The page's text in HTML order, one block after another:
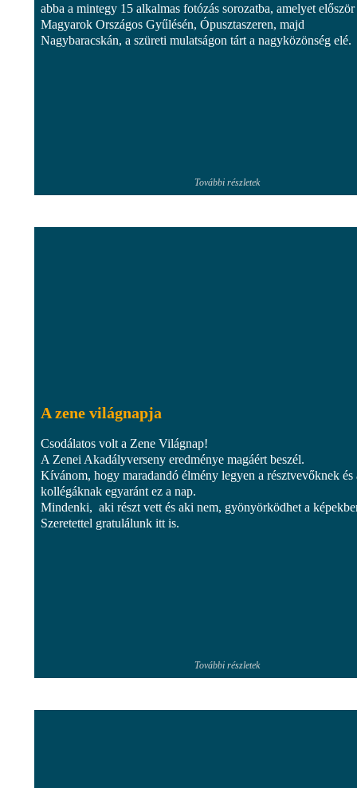
abba a mintegy 15 alkalmas fotózás sorozatba, amelyet először
Magyarok Országos Gyűlésén, Ópusztaszeren, majd
Nagybaracskán, a szüreti mulatságon tárt a nagyközönség elé.
További részletek
A zene világnapja
Csodálatos volt a Zene Világnap!
A Zenei Akadályverseny eredménye magáért beszél.
Kívánom, hogy maradandó élmény legyen a résztvevőknek és
kollégáknak egyaránt ez a nap.
Mindenki, aki részt vett és aki nem, gyönyörködhet a
Szeretettel gratulálunk itt is.
További részletek